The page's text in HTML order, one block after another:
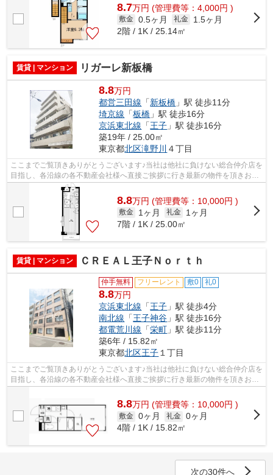
8.7万円 (管理費等：4,000円 )
敷金 0.5ヶ月 礼金
1.5ヶ月
2階 / 1K / 25.14㎡
賃貸 | マンション リガーレ新板橋
8.8万円
都営三田線 「新板橋 」駅 徒歩11分
埼京線 「板橋 」駅 徒歩16分
京浜東北線 「王子 」駅 徒歩16分
築19年 / 25.00㎡
東京都北区滝野川 ４丁目
ここまでご覧頂きありがとうございます♪当社は他社に負けない総合仲介店を
目指し、各沿線の各不動産会社様へ直接ご挨拶に行き最新の物件を頂きお客
様へ提供しております！最新の情報は...
8.8万円 (管理費等：10,000円 )
敷金 1ヶ月 礼金
1ヶ月
7階 / 1K / 25.00㎡
賃貸 | マンション ＣＲＥＡＬ王子Ｎｏｒｔｈ
仲手無料 フリーレント 敷0 礼0
8.8万円
京浜東北線 「王子 」駅 徒歩4分
南北線 「王子神谷 」駅 徒歩16分
都電荒川線 「栄町 」駅 徒歩11分
築6年 / 15.82㎡
東京都北区王子 １丁目
ここまでご覧頂きありがとうございます♪当社は他社に負けない総合仲介店を
目指し、各沿線の各不動産会社様へ直接ご挨拶に行き最新の物件を頂きお客
様へ提供しております！最新の情報は...
8.8万円 (管理費等：10,000円 )
敷金 0ヶ月 礼金 0ヶ月
4階 / 1K / 15.82㎡
次の30件へ